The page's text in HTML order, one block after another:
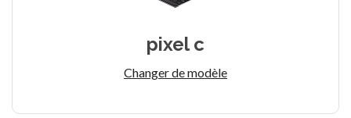
pixel c
Changer de modèle